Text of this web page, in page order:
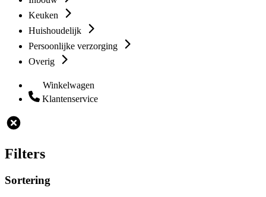
Keuken
Huishoudelijk
Persoonlijke verzorging
Overig
Winkelwagen
Klantenservice
Filters
Sortering